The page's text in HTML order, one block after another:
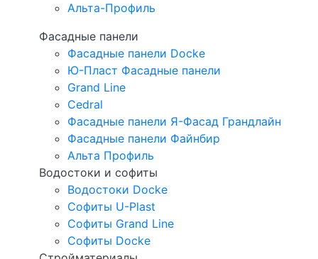
Альта-Профиль
Фасадные панели
Фасадные панели Docke
Ю-Пласт Фасадные панели
Grand Line
Cedral
Фасадные панели Я-Фасад Грандлайн
Фасадные панели Файнбир
Альта Профиль
Водостоки и софиты
Водостоки Docke
Софиты U-Plast
Софиты Grand Line
Софиты Docke